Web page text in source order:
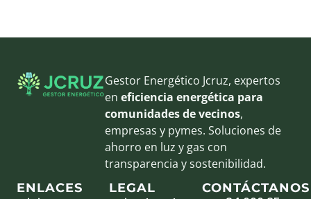
Gestor Energético Jcruz, expertos
en eficiencia energética para
comunidades de vecinos,
empresas y pymes. Soluciones de
ahorro en luz y gas con
transparencia y sostenibilidad.
ENLACES LEGAL CONTÁCTANOS